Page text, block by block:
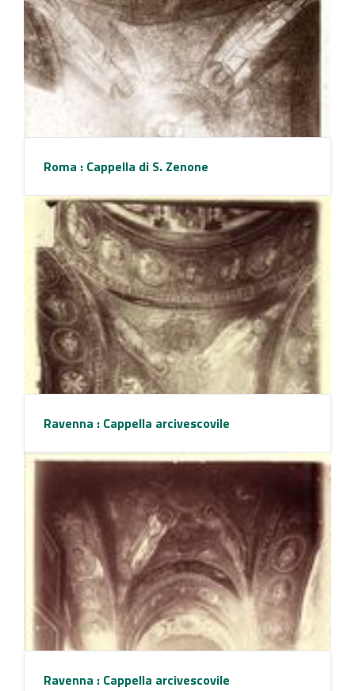
Roma : Cappella di S. Zenone
Ravenna : Cappella arcivescovile
Ravenna : Cappella arcivescovile